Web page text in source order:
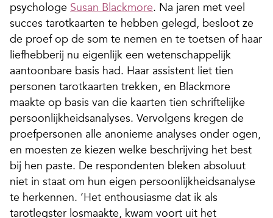
psychologe Susan Blackmore. Na jaren met veel
succes tarotkaarten te hebben gelegd, besloot ze
de proef op de som te nemen en te toetsen of haar
liefhebberij nu eigenlijk een wetenschappelijk
aantoonbare basis had. Haar assistent liet tien
personen tarotkaarten trekken, en Blackmore
maakte op basis van die kaarten tien schriftelijke
persoonlijkheidsanalyses. Vervolgens kregen de
proefpersonen alle anonieme analyses onder ogen,
en moesten ze kiezen welke beschrijving het best
bij hen paste. De respondenten bleken absoluut
niet in staat om hun eigen persoonlijkheidsanalyse
te herkennen. ‘Het enthousiasme dat ik als
tarotlegster losmaakte, kwam voort uit het